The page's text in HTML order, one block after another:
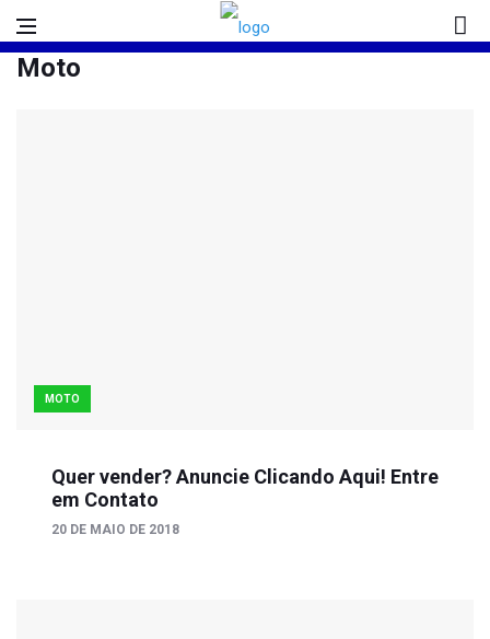
Moto
MOTO
Quer vender? Anuncie Clicando Aqui! Entre
em Contato
20 DE MAIO DE 2018